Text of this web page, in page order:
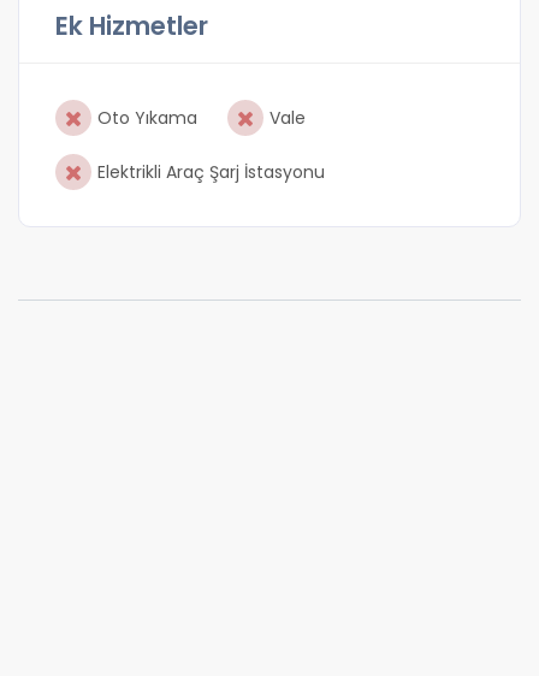
Ek Hizmetler
Oto Yıkama Vale
Elektrikli Araç Şarj İstasyonu